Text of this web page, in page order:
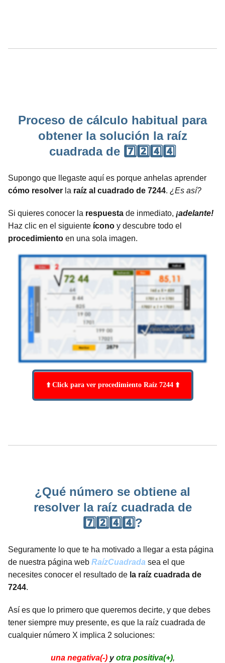
Proceso de cálculo habitual para
obtener la solución la raíz
cuadrada de 7️⃣2️⃣4️⃣4️⃣
Supongo que llegaste aquí es porque anhelas aprender
cómo resolver la raíz al cuadrado de 7244. ¿Es así?
Si quieres conocer la respuesta de inmediato, ¡adelante!
Haz clic en el siguiente ícono y descubre todo el
procedimiento en una sola imagen.
⬆️ Click para ver procedimiento Raíz 7244 ⬆️
¿Qué número se obtiene al
resolver la raíz cuadrada de
7️⃣2️⃣4️⃣4️⃣?
Seguramente lo que te ha motivado a llegar a esta página
de nuestra página web RaízCuadrada sea el que
necesites conocer el resultado de la raíz cuadrada de
7244.
Así es que lo primero que queremos decirte, y que debes
tener siempre muy presente, es que la raíz cuadrada de
cualquier número X implica 2 soluciones:
una negativa(-)yotra positiva(+),